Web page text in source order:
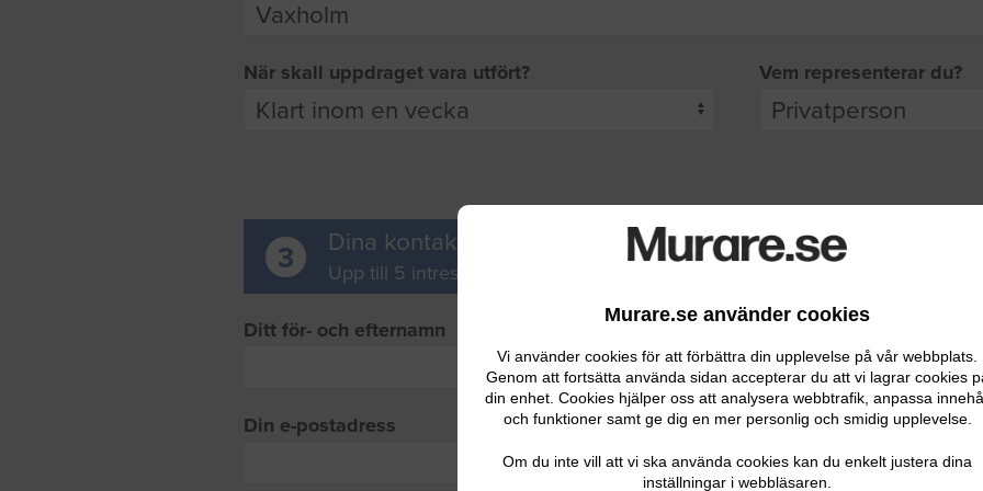
Murare.se använder cookies
Vi använder cookies för att förbättra din upplevelse på vår webbplats.
Genom att fortsätta använda sidan accepterar du att vi lagrar cookies
din enhet. Cookies hjälper oss att analysera webbtrafik, anpassa
och funktioner samt ge dig en mer personlig och smidig upplevelse.
Om du inte vill att vi ska använda cookies kan du enkelt justera dina
inställningar i webbläsaren.
När skall uppdraget vara utfört? Vem representerar du?
3 Dina kontaktuppgifter
Upp till 5 intresserade leverantörer får möjlighet att ta kontakt med dig.
Ditt för- och efternamn
Din e-postadress Ditt telefonnummer